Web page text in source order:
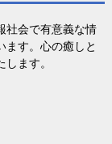
社会で有意義な情
す。心の癒しと
ます。